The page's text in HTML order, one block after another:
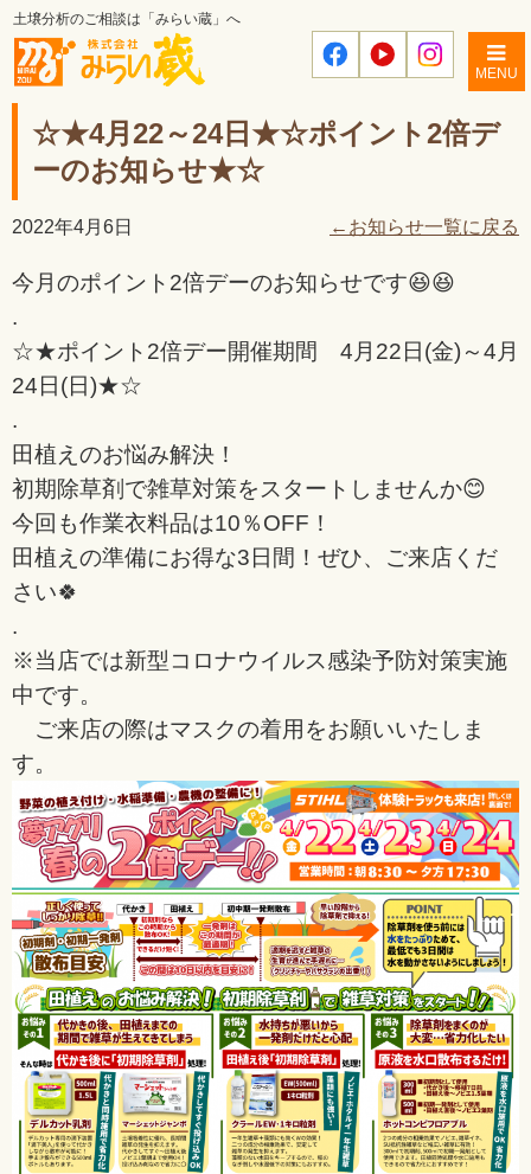
土壌分析のご相談は「みらい蔵」へ
MENU
☆★4月22～24日★☆ポイント2倍デ
ーのお知らせ★☆
2022年4月6日 ←お知らせ一覧に戻る
今月のポイント2倍デーのお知らせです😆😆
.
☆★ポイント2倍デー開催期間 4月22日(金)～4月
24日(日)★☆
.
田植えのお悩み解決！
初期除草剤で雑草対策をスタートしませんか😊
今回も作業衣料品は10％OFF！
田植えの準備にお得な3日間！ぜひ、ご来店くだ
さい🍀
.
※当店では新型コロナウイルス感染予防対策実施
中です。
ご来店の際はマスクの着用をお願いいたしま
す。